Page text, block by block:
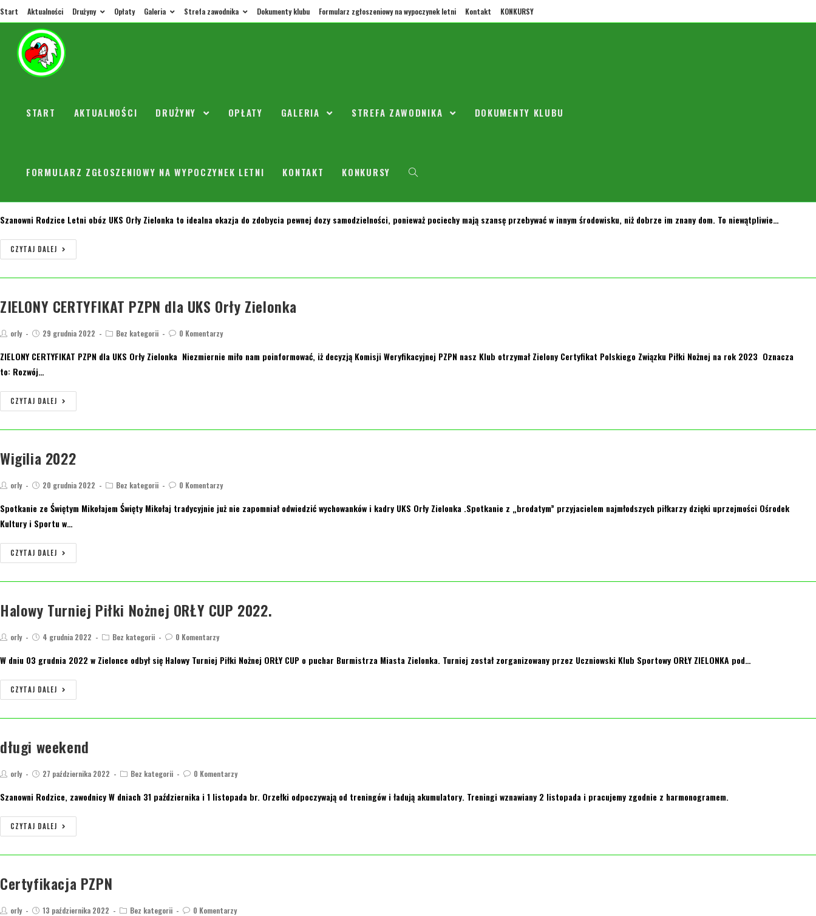
Start Aktualności Drużyny Opłaty Galeria Strefa zawodnika Dokumenty klubu Formularz zgłoszeniowy na wypoczynek letni Kontakt KONKURSY
START AKTUALNOŚCI DRUŻYNY OPŁATY GALERIA STREFA ZAWODNIKA DOKUMENTY KLUBU
FORMULARZ ZGŁOSZENIOWY NA WYPOCZYNEK LETNI KONTAKT KONKURSY
Majówka 2023 informacja o treningach
orly 27 kwietnia 2023
CZYTAJ DALEJ
LETNI OBÓZ SPORTOWY 2023
Szanowni Rodzice Letni obóz UKS Orły Zielonka to idealna okazja do zdobycia pewnej dozy samodzielności, ponieważ pociechy mają szansę przebywać w innym środowisku, niż dobrze im znany dom. To niewątpliwie…
CZYTAJ DALEJ
ZIELONY CERTYFIKAT PZPN dla UKS Orły Zielonka
orly 29 grudnia 2022 Bez kategorii 0 Komentarzy
ZIELONY CERTYFIKAT PZPN dla UKS Orły Zielonka Niezmiernie miło nam poinformować, iż decyzją Komisji Weryfikacyjnej PZPN nasz Klub otrzymał Zielony Certyfikat Polskiego Związku Piłki Nożnej na rok 2023 Oznacza
to: Rozwój…
CZYTAJ DALEJ
Wigilia 2022
orly 20 grudnia 2022 Bez kategorii 0 Komentarzy
Spotkanie ze Świętym Mikołajem Święty Mikołaj tradycyjnie już nie zapomniał odwiedzić wychowanków i kadry UKS Orły Zielonka .Spotkanie z „brodatym” przyjacielem najmłodszych piłkarzy dzięki uprzejmości Ośrodek
Kultury i Sportu w…
CZYTAJ DALEJ
Halowy Turniej Piłki Nożnej ORŁY CUP 2022.
orly 4 grudnia 2022 Bez kategorii 0 Komentarzy
W dniu 03 grudnia 2022 w Zielonce odbył się Halowy Turniej Piłki Nożnej ORŁY CUP o puchar Burmistrza Miasta Zielonka. Turniej został zorganizowany przez Uczniowski Klub Sportowy ORŁY ZIELONKA pod…
CZYTAJ DALEJ
długi weekend
orly 27 października 2022 Bez kategorii 0 Komentarzy
Szanowni Rodzice, zawodnicy W dniach 31 października i 1 listopada br. Orzełki odpoczywają od treningów i ładują akumulatory. Treningi wznawiany 2 listopada i pracujemy zgodnie z harmonogramem.
CZYTAJ DALEJ
Certyfikacja PZPN
orly 13 października 2022 Bez kategorii 0 Komentarzy